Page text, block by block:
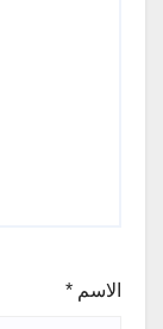
الاسم *